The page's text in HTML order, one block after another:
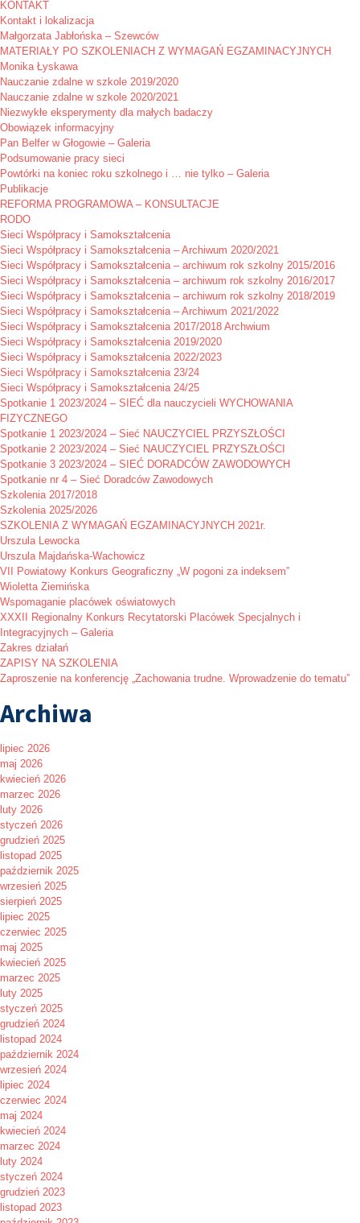
KONTAKT
Kontakt i lokalizacja
Małgorzata Jabłońska – Szewców
MATERIAŁY PO SZKOLENIACH Z WYMAGAŃ EGZAMINACYJNYCH
Monika Łyskawa
Nauczanie zdalne w szkole 2019/2020
Nauczanie zdalne w szkole 2020/2021
Niezwykłe eksperymenty dla małych badaczy
Obowiązek informacyjny
Pan Belfer w Głogowie – Galeria
Podsumowanie pracy sieci
Powtórki na koniec roku szkolnego i … nie tylko – Galeria
Publikacje
REFORMA PROGRAMOWA – KONSULTACJE
RODO
Sieci Współpracy i Samokształcenia
Sieci Współpracy i Samokształcenia – Archiwum 2020/2021
Sieci Współpracy i Samokształcenia – archiwum rok szkolny 2015/2016
Sieci Współpracy i Samokształcenia – archiwum rok szkolny 2016/2017
Sieci Współpracy i Samokształcenia – archiwum rok szkolny 2018/2019
Sieci Współpracy i Samokształcenia – Archiwum 2021/2022
Sieci Współpracy i Samokształcenia 2017/2018 Archwium
Sieci Współpracy i Samokształcenia 2019/2020
Sieci Współpracy i Samokształcenia 2022/2023
Sieci Współpracy i Samokształcenia 23/24
Sieci Współpracy i Samokształcenia 24/25
Spotkanie 1 2023/2024 – SIEĆ dla nauczycieli WYCHOWANIA
FIZYCZNEGO
Spotkanie 1 2023/2024 – Sieć NAUCZYCIEL PRZYSZŁOŚCI
Spotkanie 2 2023/2024 – Sieć NAUCZYCIEL PRZYSZŁOŚCI
Spotkanie 3 2023/2024 – SIEĆ DORADCÓW ZAWODOWYCH
Spotkanie nr 4 – Sieć Doradców Zawodowych
Szkolenia 2017/2018
Szkolenia 2025/2026
SZKOLENIA Z WYMAGAŃ EGZAMINACYJNYCH 2021r.
Urszula Lewocka
Urszula Majdańska-Wachowicz
VII Powiatowy Konkurs Geograficzny „W pogoni za indeksem”
Wioletta Ziemińska
Wspomaganie placówek oświatowych
XXXII Regionalny Konkurs Recytatorski Placówek Specjalnych i
Integracyjnych – Galeria
Zakres działań
ZAPISY NA SZKOLENIA
Zaproszenie na konferencję „Zachowania trudne. Wprowadzenie do tematu”
Archiwa
lipiec 2026
maj 2026
kwiecień 2026
marzec 2026
luty 2026
styczeń 2026
grudzień 2025
listopad 2025
październik 2025
wrzesień 2025
sierpień 2025
lipiec 2025
czerwiec 2025
maj 2025
kwiecień 2025
marzec 2025
luty 2025
styczeń 2025
grudzień 2024
listopad 2024
październik 2024
wrzesień 2024
lipiec 2024
czerwiec 2024
maj 2024
kwiecień 2024
marzec 2024
luty 2024
styczeń 2024
grudzień 2023
listopad 2023